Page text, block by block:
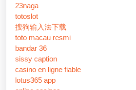
23naga
totoslot
搜狗输入法下载
toto macau resmi
bandar 36
sissy caption
casino en ligne fiable
lotus365 app